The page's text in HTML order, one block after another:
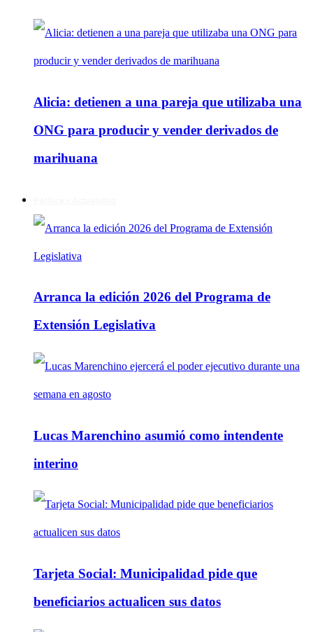
Alicia: detienen a una pareja que utilizaba una
ONG para producir y vender derivados de
marihuana
Arranca la edición 2026 del Programa de
Extensión Legislativa
Lucas Marenchino asumió como intendente
interino
Tarjeta Social: Municipalidad pide que
beneficiarios actualicen sus datos